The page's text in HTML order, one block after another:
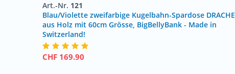
Art.-Nr. 121
Blau/Violette zweifarbige Kugelbahn-Spardose DRACHE
aus Holz mit 60cm Grösse, BigBellyBank - Made in
Switzerland!
CHF 169.90